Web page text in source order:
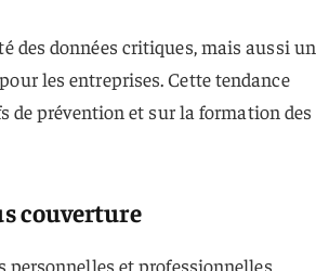
des données critiques, mais aussi un
les entreprises. Cette tendance
prévention et sur la formation des
couverture
et professionnelles,